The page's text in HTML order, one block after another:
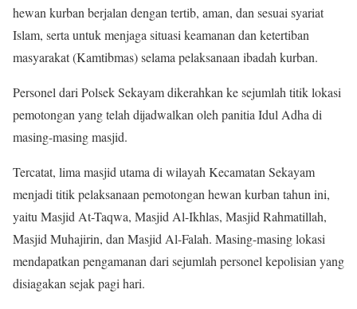
hewan kurban berjalan dengan tertib, aman, dan sesuai syariat
Islam, serta untuk menjaga situasi keamanan dan ketertiban
masyarakat (Kamtibmas) selama pelaksanaan ibadah kurban.
Personel dari Polsek Sekayam dikerahkan ke sejumlah titik lokasi
pemotongan yang telah dijadwalkan oleh panitia Idul Adha di
masing-masing masjid.
Tercatat, lima masjid utama di wilayah Kecamatan Sekayam
menjadi titik pelaksanaan pemotongan hewan kurban tahun ini,
yaitu Masjid At-Taqwa, Masjid Al-Ikhlas, Masjid Rahmatillah,
Masjid Muhajirin, dan Masjid Al-Falah. Masing-masing lokasi
mendapatkan pengamanan dari sejumlah personel kepolisian yang
disiagakan sejak pagi hari.